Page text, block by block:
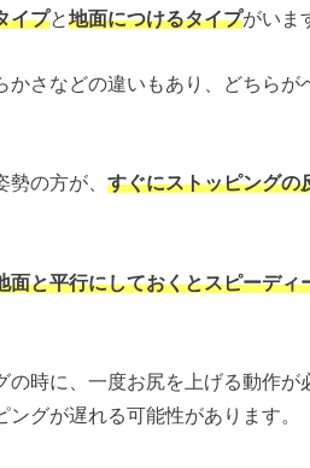
イプと地面につけるタイプがいま
さなどの違いもあり、どちらが
の方が、 すぐにストッピングの
面と平行にしておくとスピーディ
時に、一度お尻を上げる動作が
グが遅れる可能性があります。